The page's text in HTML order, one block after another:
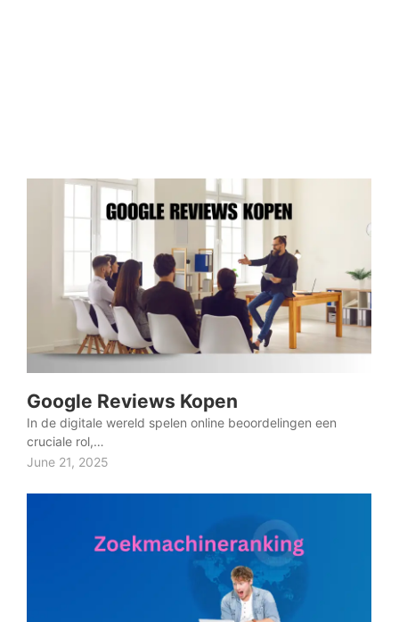
Google Reviews Kopen
In de digitale wereld spelen online beoordelingen een
cruciale rol,…
June 21, 2025